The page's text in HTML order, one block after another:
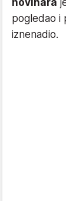
novinara
pogledao i
iznenadio.